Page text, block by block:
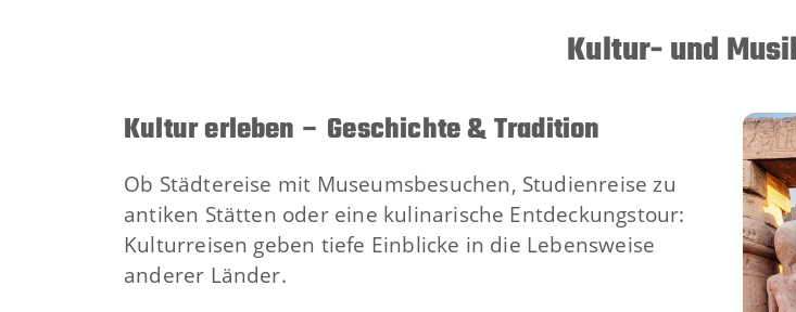
Kultur- und
Kultur erleben – Geschichte & Tradition
Ob Städtereise mit Museumsbesuchen, Studienreise zu
antiken Stätten oder eine kulinarische Entdeckungstour:
Kulturreisen geben tiefe Einblicke in die Lebensweise
anderer Länder.